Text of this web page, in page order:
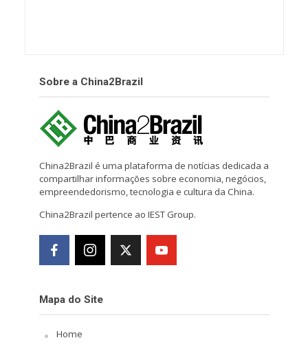
Sobre a China2Brazil
China2Brazil é uma plataforma de notícias dedicada a
compartilhar informações sobre economia, negócios,
empreendedorismo, tecnologia e cultura da China.
China2Brazil pertence ao IEST Group.
Mapa do Site
Home